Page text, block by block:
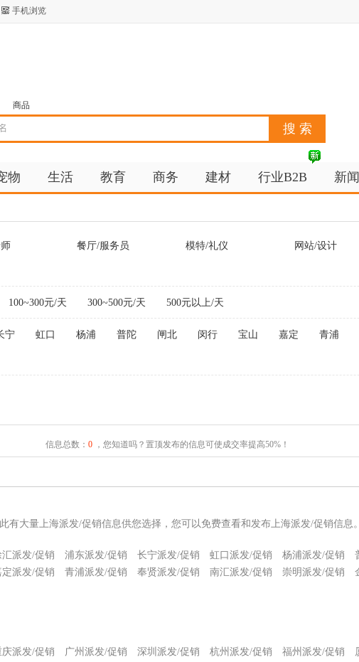
手机浏览
商品
物 生活 教育 商务 建材 行业B2B 新闻
餐厅/服务员 模特/礼仪 网站/设计
100~300元/天 300~500元/天 500元以上/天
宁 虹口 杨浦 普陀 闸北 闵行 宝山 嘉定 青浦
信息总数： 0，您知道吗？置顶发布的信息可使成交率提高50%！
有大量上海派发/促销信息供您选择，您可以免费查看和发布上海派发/促销信息。
汇派发/促销 浦东派发/促销 长宁派发/促销 虹口派发/促销 杨浦派发/促销
定派发/促销 青浦派发/促销 奉贤派发/促销 南汇派发/促销 崇明派发/促销
庆派发/促销 广州派发/促销 深圳派发/促销 杭州派发/促销 福州派发/促销